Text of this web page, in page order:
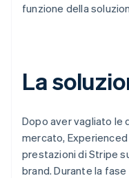
funzione della
La
Dopo aver vagliato le
mercato,
prestazioni di Stripe
brand. Durante la